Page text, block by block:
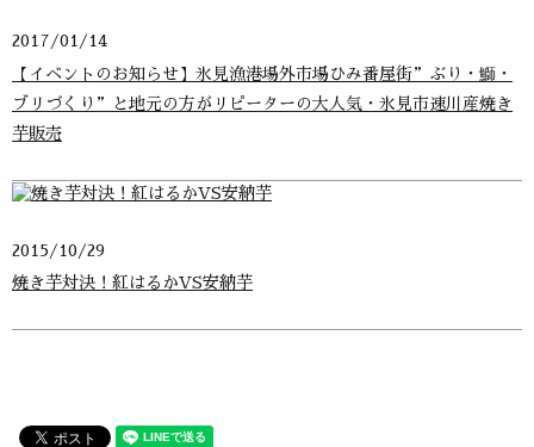
2017/01/14
【イベントのお知らせ】氷見漁港場外市場ひみ番屋街”ぶり・鰤・
ブリづくり”と地元の方がリピーターの大人気・氷見市速川産焼き
芋販売
2015/10/29
焼き芋対決！紅はるかVS安納芋